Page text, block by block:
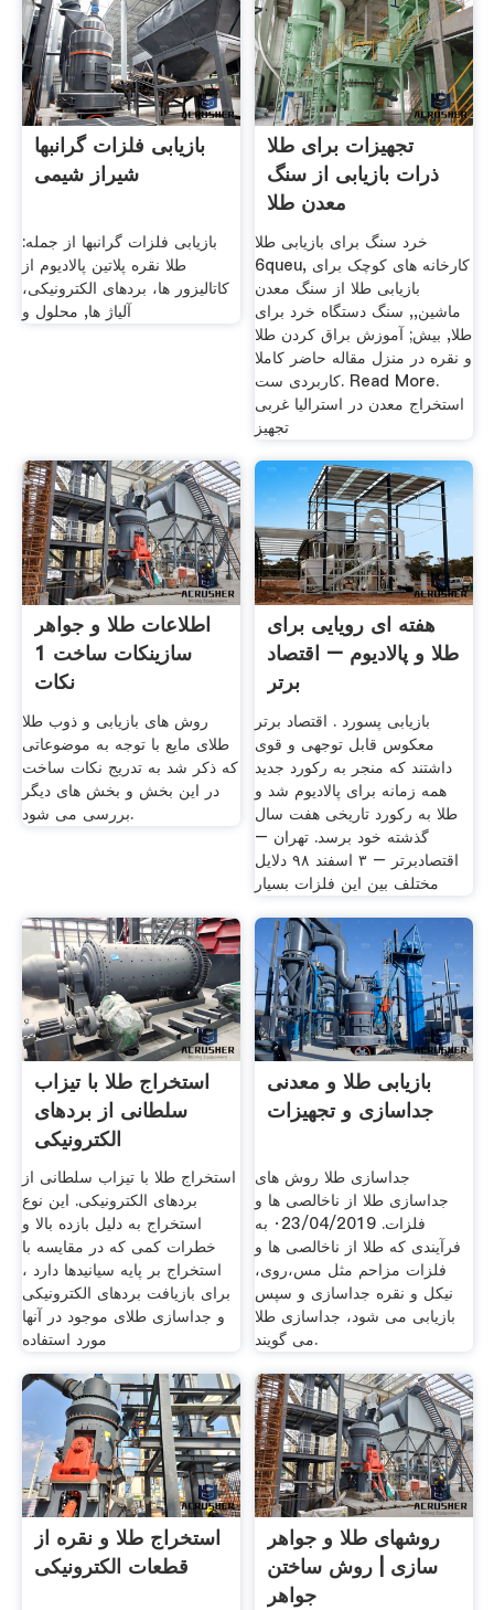
بازیابی فلزات گرانبها
شیراز شیمی
بازیابی فلزات گرانبها از جمله:
طلا نقره پلاتین پالادیوم از
کاتالیزور ها، بردهای الکترونیکی،
آلیاژ ها, محلول و
تجهیزات برای طلا
ذرات بازیابی از سنگ
معدن طلا
خرد سنگ برای بازیابی طلا
6queu, کارخانه های کوچک برای
بازیابی طلا از سنگ معدن
ماشین,, سنگ دستگاه خرد برای
طلا, بیش; آموزش براق کردن طلا
و نقره در منزل مقاله حاضر کاملا
کاربردی ست. Read More.
استخراج معدن در استرالیا غربی
تجهیز
اطلاعات طلا و جواهر
سازینکات ساخت 1
نکات
روش های بازیابی و ذوب طلا
طلای مایع با توجه به موضوعاتی
که ذکر شد به تدریج نکات ساخت
در این بخش و بخش های دیگر
بررسی می شود.
هفته‌ ای رویایی برای
طلا و پالادیوم – اقتصاد
برتر
بازیابی پسورد . اقتصاد برتر
معکوس قابل توجهی و قوی
داشتند که منجر به رکورد جدید
همه زمانه برای پالادیوم شد و
طلا به رکورد تاریخی هفت سال
گذشته خود برسد. تهران –
اقتصادبرتر – ۳ اسفند ۹۸ دلایل
مختلف بین این فلزات بسیار
استخراج طلا با تیزاب
سلطانی از بردهای
الکترونیکی
استخراج طلا با تیزاب سلطانی از
بردهای الکترونیکی. این نوع
استخراج به دلیل بازده بالا و
خطرات کمی که در مقایسه با
استخراج بر پایه سیانیدها دارد ،
برای بازیافت بردهای الکترونیکی
و جداسازی طلای موجود در آنها
مورد استفاده
بازیابی طلا و معدنی
جداسازی و تجهیزات
جداسازی طلا روش های
جداسازی طلا از ناخالصی ها و
فلزات. 23/04/2019· به
فرآیندی که طلا از ناخالصی ها و
فلزات مزاحم مثل مس،روی،
نیکل و نقره جداسازی و سپس
بازیابی می شود، جداسازی طلا
می گویند.
استخراج طلا و نقره از
قطعات الکترونیکی
روشهای طلا و جواهر
سازی | روش ساختن
جواهر